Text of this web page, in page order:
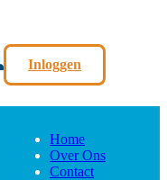
Inloggen
Home
Over Ons
Contact